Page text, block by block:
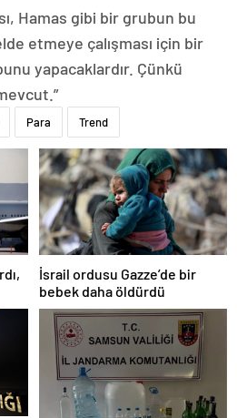
Hamas gibi bir grubun bu
etmeye çalışması için bir
yapacaklardır. Çünkü
Para Trend
İsrail ordusu Gazze’de bir
bebek daha öldürdü